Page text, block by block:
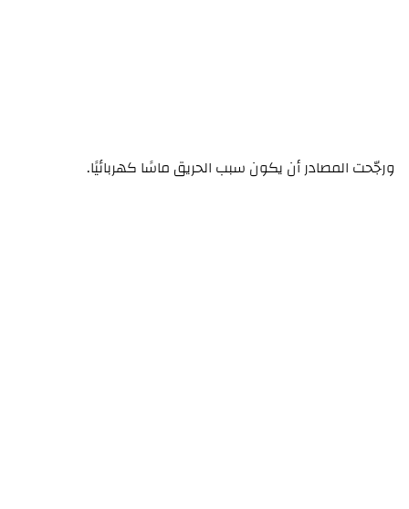
ورجّحت المصادر أن يكون سبب الحريق ماسًا كهربائيًا.